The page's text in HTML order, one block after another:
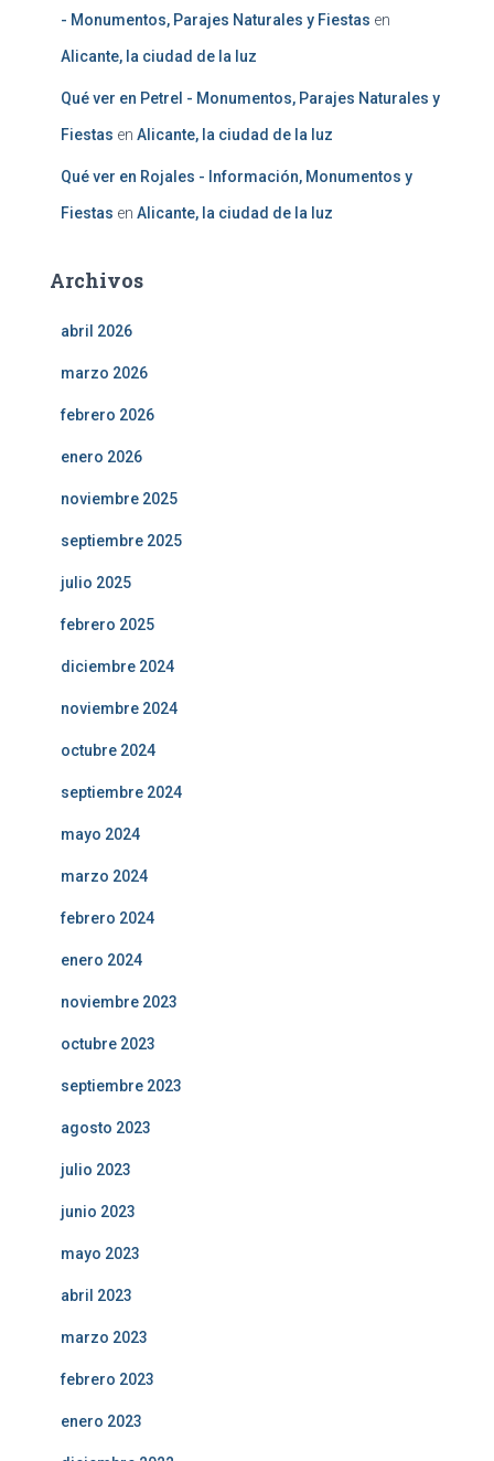
- Monumentos, Parajes Naturales y Fiestas en
Alicante, la ciudad de la luz
Qué ver en Petrel - Monumentos, Parajes Naturales y
Fiestas en Alicante, la ciudad de la luz
Qué ver en Rojales - Información, Monumentos y
Fiestas en Alicante, la ciudad de la luz
Archivos
abril 2026
marzo 2026
febrero 2026
enero 2026
noviembre 2025
septiembre 2025
julio 2025
febrero 2025
diciembre 2024
noviembre 2024
octubre 2024
septiembre 2024
mayo 2024
marzo 2024
febrero 2024
enero 2024
noviembre 2023
octubre 2023
septiembre 2023
agosto 2023
julio 2023
junio 2023
mayo 2023
abril 2023
marzo 2023
febrero 2023
enero 2023